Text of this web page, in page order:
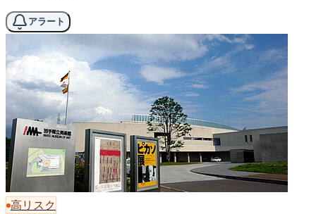
アラート
高リスク